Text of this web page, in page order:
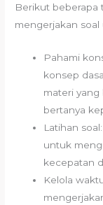
Berikut beberapa
mengerjakan soal
Pahami
konsep
materi yang
bertanya
Latihan
untuk
kecepatan
Kelola